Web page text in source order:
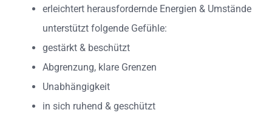
erleichtert herausfordernde Energien & Umstände
unterstützt folgende Gefühle:
gestärkt & beschützt
Abgrenzung, klare Grenzen
Unabhängigkeit
in sich ruhend & geschützt